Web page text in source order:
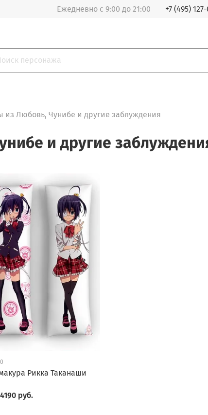
Ежедневно с 9:00 до 21:00 +7 (495)
из Любовь, Чунибе и другие заблуждения
и другие
Рикка Таканаши
руб.